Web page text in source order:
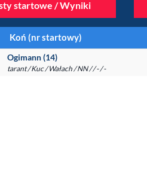
startowe / Wyniki
Koń (nr startowy)
Ogimann (14)
tarant / Kuc / Wałach / NN / / - / -